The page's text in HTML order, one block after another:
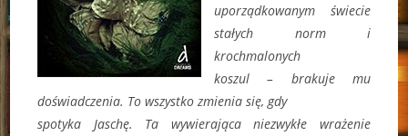
uporządkowanym świecie
stałych norm i
krochmalonych
koszul – brakuje mu
doświadczenia. To wszystko zmienia się, gdy
spotyka Jaschę. Ta wywierająca niezwykłe wrażenie